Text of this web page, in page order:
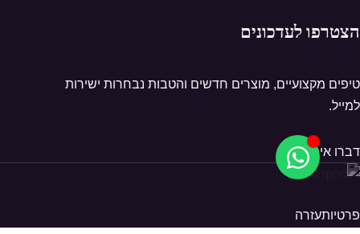
הצטרפו לעדכונים
טיפים מקצועיים, מוצרים חדשים והטבות נבחרות ישירות
למייל.
דברו איתנו
פרטיותעזרה